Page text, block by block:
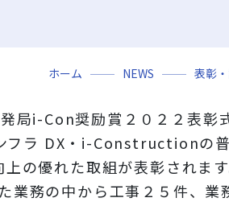
3分でわかる岩田地崎建設
ホーム NEWS 表彰
i-Con奨励賞２０２２表彰
フラ DX・i-Constructionの
の優れた取組が表彰されます
務の中から工事２５件、業